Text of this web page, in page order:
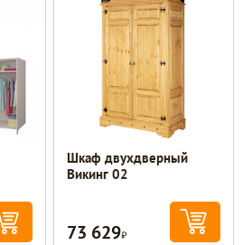
Шкаф двухдверный
Викинг 02
73 629Р